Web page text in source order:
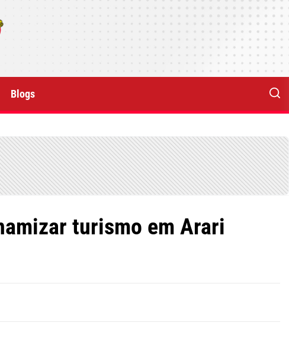
Blogs
turismo em Arari